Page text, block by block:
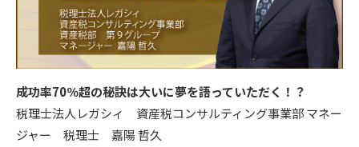
成功率70％超の秘訣は大いに夢を語っていただく！？
税理士法人レガシィ 資産税コンサルティング事業部 マネー
ジャー 税理士 嘉陽 哲久